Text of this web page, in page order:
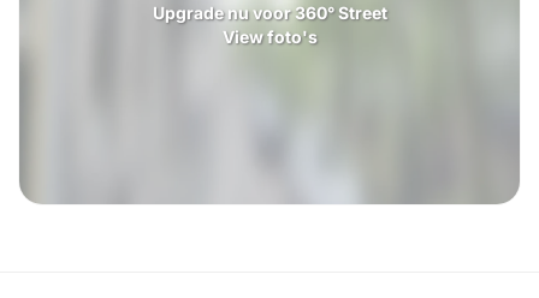
Upgrade nu voor 360° Street
View foto's